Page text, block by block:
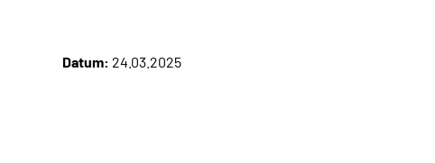
Datum: 24.03.2025